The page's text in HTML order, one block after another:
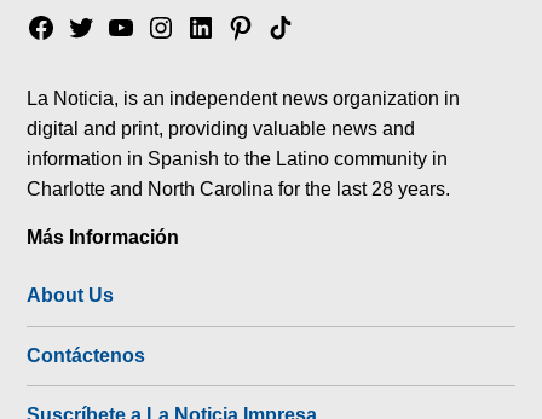
Facebook
TwitterYouTubeInstagram
LinkedinPinterest
Tik
La Noticia, is an independent news organization in
digital and print, providing valuable news and
information in Spanish to the Latino community in
Charlotte and North Carolina for the last 28 years.
Más Información
About Us
Contáctenos
Suscríbete a La Noticia Impresa